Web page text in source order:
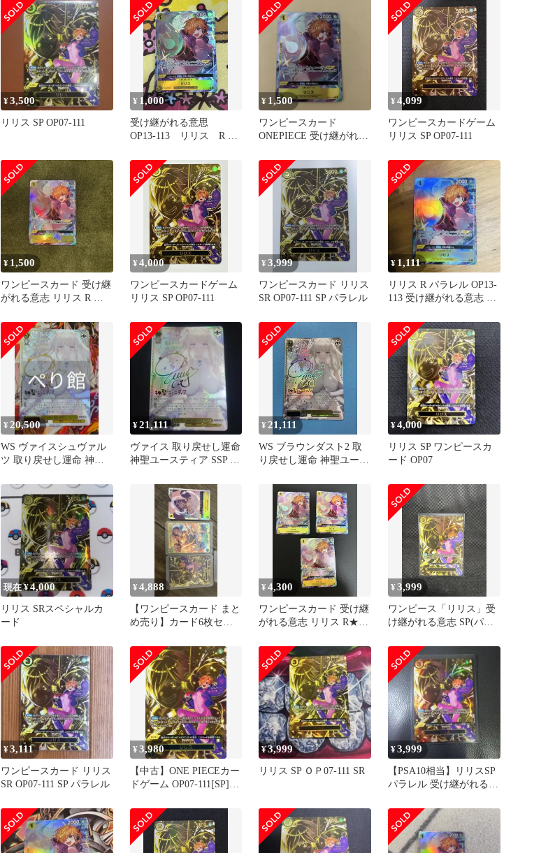
¥3,500
リリス SP OP07-111
¥ 1,000
受け継がれる意思
OP13-113 リリス R パ
¥ 1,500
ワンピースカード
ONEPIECE 受け継がれる
ル 極美品
¥4,099
ワンピースカードゲーム
リリス SP OP07-111
¥ 1,500
ワンピースカード 受け継
がれる意志 リリス R パ
¥4,000
ワンピースカードゲーム
リリス SP OP07-111
¥3,999
ワンピースカード リリス
SR OP07-111 SP パラレル
¥ 1,111
リリス R パラレル OP13-
113 受け継がれる意志 ワ
¥ 20,500
WS ヴァイスシュヴァル
ツ 取り戻せし運命 神聖
¥21,111
ヴァイス 取り戻せし運命
神聖ユースティア SSP サ
¥ 21,111
WS ブラウンダスト2 取
り戻せし運命 神聖ユース
¥4,000
リリス SP ワンピースカ
ード OP07
現在 ¥4,000
リリス SRスペシャルカ
ード
¥4,888
【ワンピースカード まと
め売り】カード6枚セッ
¥4,300
ワンピースカード 受け継
がれる意志 リリス R★
¥3,999
ワンピース「リリス」受
け継がれる意志 SP(パラ
¥3,111
ワンピースカード リリス
SR OP07-111 SP パラレル
¥3,980
【中古】ONE PIECEカー
ドゲーム OP07-111[SP]：
¥3,999
リリス SP ＯＰ07-111 SR
¥3,999
【PSA10相当】リリスSP
パラレル 受け継がれる意